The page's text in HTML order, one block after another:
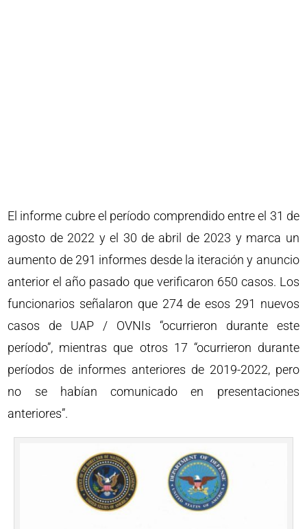
El informe cubre el período comprendido entre el 31 de
agosto de 2022 y el 30 de abril de 2023 y marca un
aumento de 291 informes desde la iteración y anuncio
anterior el año pasado que verificaron 650 casos. Los
funcionarios señalaron que 274 de esos 291 nuevos
casos de UAP / OVNIs “ocurrieron durante este
período”, mientras que otros 17 “ocurrieron durante
períodos de informes anteriores de 2019-2022, pero
no se habían comunicado en presentaciones
anteriores”.